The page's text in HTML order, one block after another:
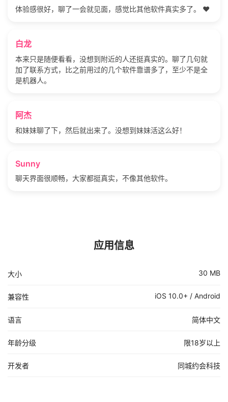
体验感很好，聊了一会就见面，感觉比其他软件真实多了。 ❤️
白龙
本来只是随便看看，没想到附近的人还挺真实的。聊了几句就
加了联系方式，比之前用过的几个软件靠谱多了，至少不是全
是机器人。
阿杰
和妹妹聊了下，然后就出来了。没想到妹妹活这么好！
Sunny
聊天界面很顺畅，大家都挺真实，不像其他软件。
应用信息
大小 30 MB
兼容性 iOS 10.0+ / Android
语言 简体中文
年龄分级 限18岁以上
开发者 同城约会科技